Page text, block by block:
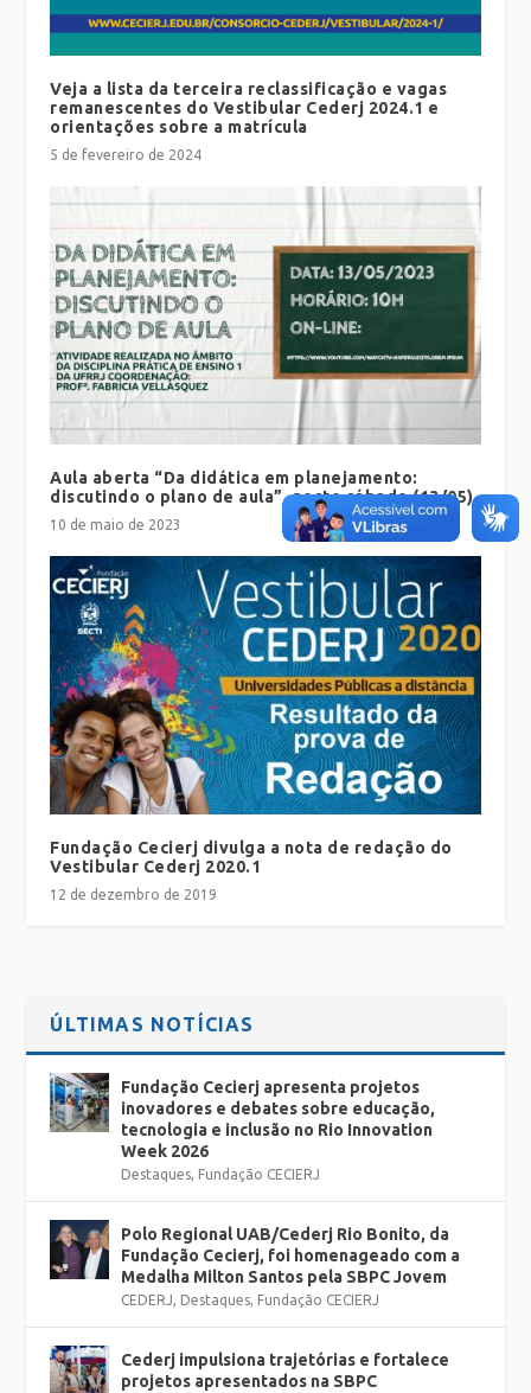
Veja a lista da terceira reclassificação e vagas
remanescentes do Vestibular Cederj 2024.1 e
orientações sobre a matrícula
5 de fevereiro de 2024
Aula aberta “Da didática em planejamento:
discutindo o plano de aula”, neste sábado (13/05)
10 de maio de 2023
Fundação Cecierj divulga a nota de redação do
Vestibular Cederj 2020.1
12 de dezembro de 2019
ÚLTIMAS NOTÍCIAS
Fundação Cecierj apresenta projetos
inovadores e debates sobre educação,
tecnologia e inclusão no Rio Innovation
Week 2026
Destaques, Fundação CECIERJ
Polo Regional UAB/Cederj Rio Bonito, da
Fundação Cecierj, foi homenageado com a
Medalha Milton Santos pela SBPC Jovem
CEDERJ, Destaques, Fundação CECIERJ
Cederj impulsiona trajetórias e fortalece
projetos apresentados na SBPC